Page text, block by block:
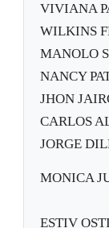
VIVIANA
WILKINS
MANOLO
NANCY
JHON
CARLOS
JORGE
MONICA
ESTIV